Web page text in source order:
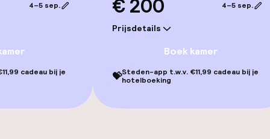
kamers
4–5 sep.
cadeau bij je
€ 200
Prijsdetails
4–5 sep.
Boek kamer
💝Steden-app t.w.v. €11,99 cadeau bij je
hotelboeking